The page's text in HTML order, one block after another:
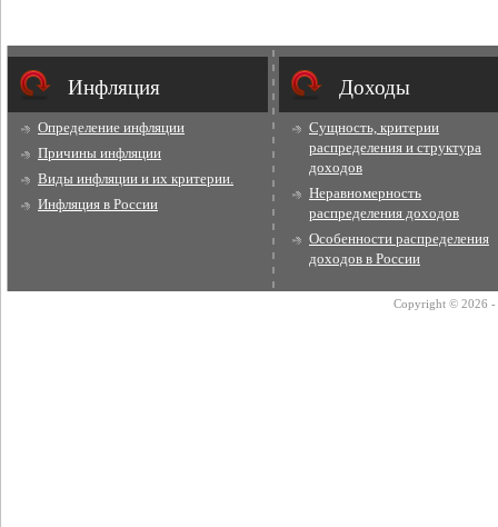
Инфляция
Определение инфляции
Причины инфляции
Виды инфляции и их критерии.
Инфляция в России
Доходы
Сущность, критерии
распределения и структура
доходов
Неравномерность
распределения доходов
Особенности распределения
доходов в России
Copyright © 2026 -